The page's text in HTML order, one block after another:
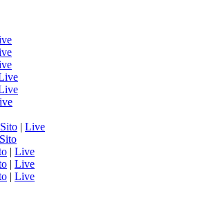
Sito | Live
Sito
| Live
| Live
| Live